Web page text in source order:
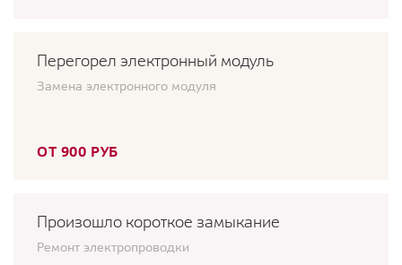
Перегорел электронный модуль
Замена электронного модуля
ОТ 900 РУБ
Произошло короткое замыкание
Ремонт электропроводки